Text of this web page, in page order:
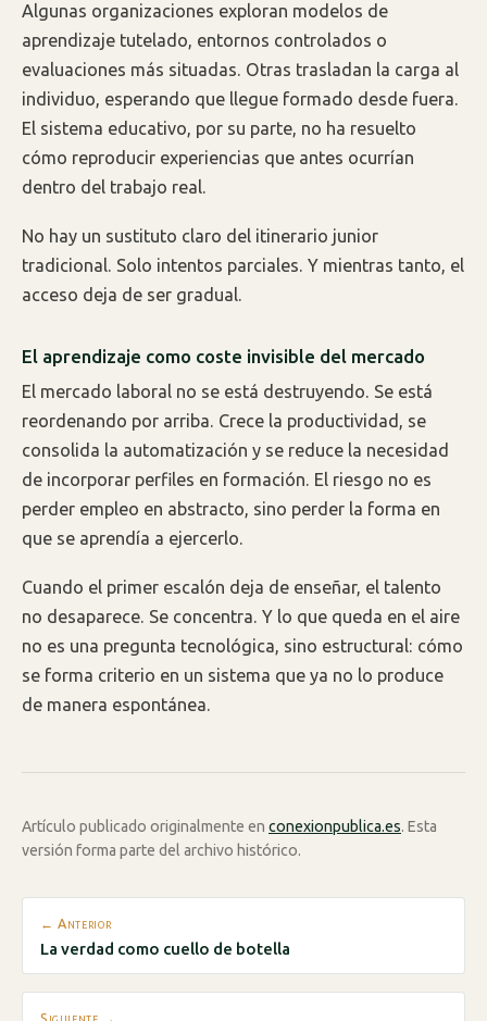
Algunas organizaciones exploran modelos de
aprendizaje tutelado, entornos controlados o
evaluaciones más situadas. Otras trasladan la carga al
individuo, esperando que llegue formado desde fuera.
El sistema educativo, por su parte, no ha resuelto
cómo reproducir experiencias que antes ocurrían
dentro del trabajo real.
No hay un sustituto claro del itinerario junior
tradicional. Solo intentos parciales. Y mientras tanto, el
acceso deja de ser gradual.
El aprendizaje como coste invisible del mercado
El mercado laboral no se está destruyendo. Se está
reordenando por arriba. Crece la productividad, se
consolida la automatización y se reduce la necesidad
de incorporar perfiles en formación. El riesgo no es
perder empleo en abstracto, sino perder la forma en
que se aprendía a ejercerlo.
Cuando el primer escalón deja de enseñar, el talento
no desaparece. Se concentra. Y lo que queda en el aire
no es una pregunta tecnológica, sino estructural: cómo
se forma criterio en un sistema que ya no lo produce
de manera espontánea.
Artículo publicado originalmente en conexionpublica.es. Esta
versión forma parte del archivo histórico.
← Anterior
La verdad como cuello de botella
Siguiente →